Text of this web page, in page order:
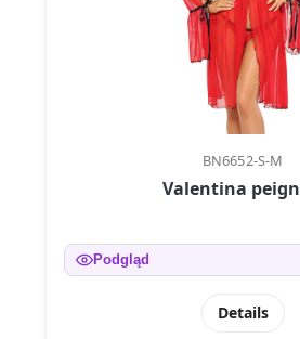
BN6652-S-M
Valentina
Podgląd
Details